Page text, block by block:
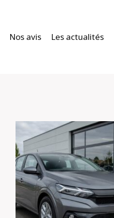
Nos avis Les actualités